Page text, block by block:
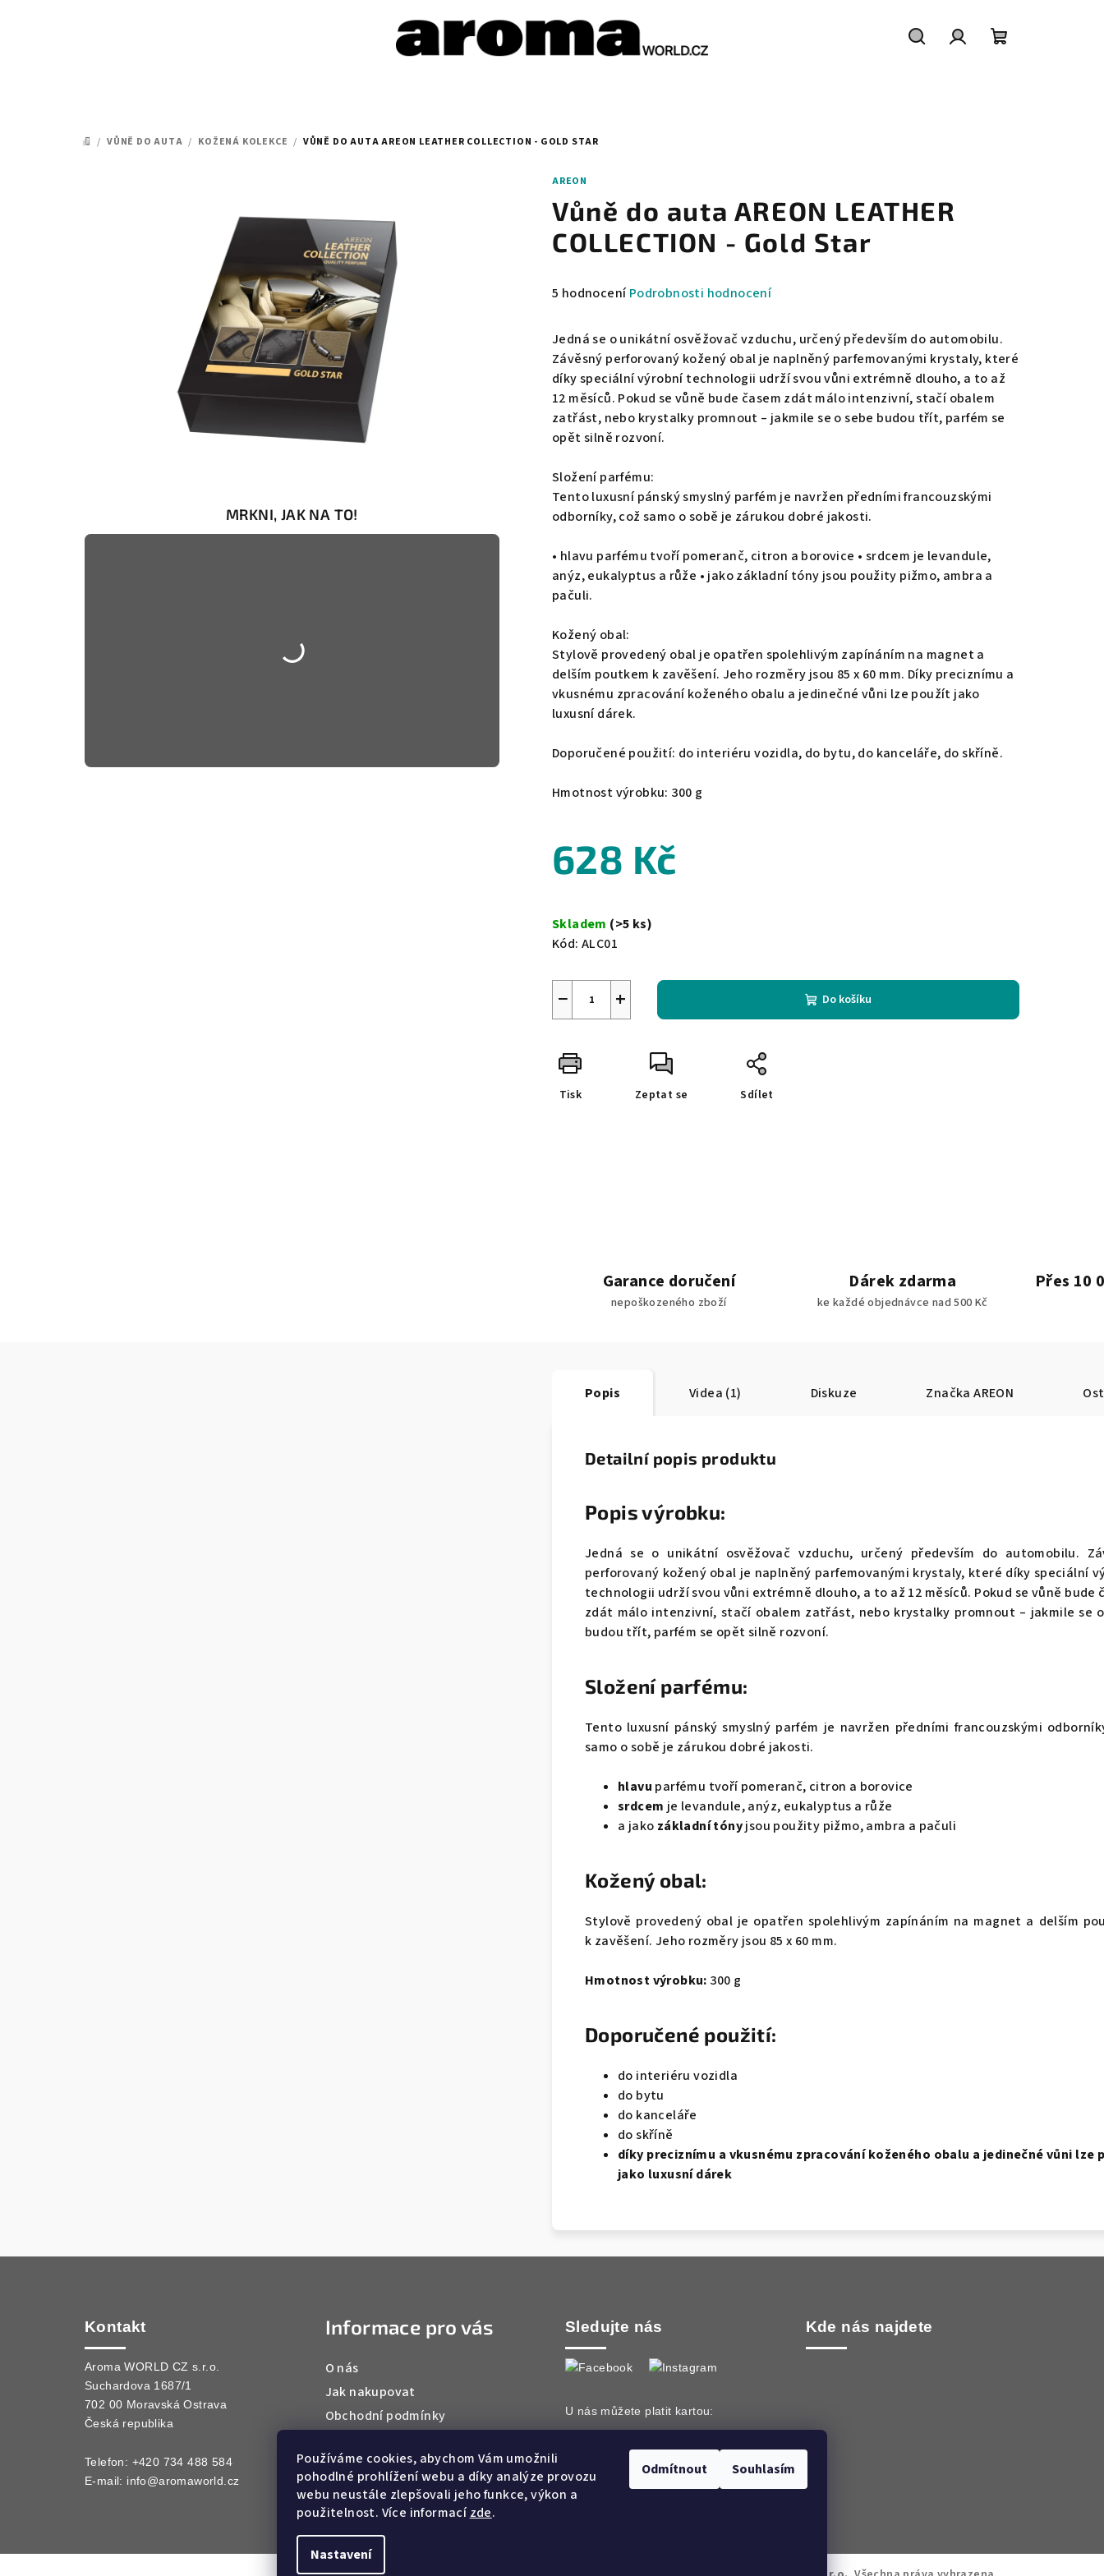
Používáme cookies, abychom Vám umožnili
pohodlné prohlížení webu a díky analýze provozu
webu neustále zlepšovali jeho funkce, výkon a
použitelnost. Více informacízde.
Nastavení
Odmítnout Souhlasím
DOMŮ
/ VŮNĚ DO AUTA / KOŽENÁ KOLEKCE / VŮNĚ DO AUTA AREON LEATHER COLLECTION - GOLD STAR
AREON
Vůně do auta AREON LEATHER
COLLECTION - Gold Star
Průměrné
produktu
je
3,4
z
hvězdiček.
5 hodnocení Podrobnosti hodnocení
Jedná se o unikátní osvěžovač vzduchu, určený především do automobilu.
Závěsný perforovaný kožený obal je naplněný parfemovanými krystaly, které
díky speciální výrobní technologii udrží svou vůni extrémně dlouho, a to až
12 měsíců. Pokud se vůně bude časem zdát málo intenzivní, stačí obalem
zatřást, nebo krystalky promnout – jakmile se o sebe budou třít, parfém se
opět silně rozvoní.
Složení parfému:
Tento luxusní pánský smyslný parfém je navržen předními francouzskými
odborníky, což samo o sobě je zárukou dobré jakosti.
• hlavu parfému tvoří pomeranč, citron a borovice • srdcem je levandule,
anýz, eukalyptus a růže • jako základní tóny jsou použity pižmo, ambra a
pačuli.
Kožený obal:
Stylově provedený obal je opatřen spolehlivým zapínáním na magnet a
delším poutkem k zavěšení. Jeho rozměry jsou 85 x 60 mm. Díky preciznímu a
vkusnému zpracování koženého obalu a jedinečné vůni lze použít jako
luxusní dárek.
Doporučené použití: do interiéru vozidla, do bytu, do kanceláře, do skříně.
Hmotnost výrobku: 300 g
628 Kč
cena:
Skladem (>5 ks)
Kód: ALC01
+
− Do košíku
Tisk Zeptat se Sdílet
MRKNI, JAK NA TO!
Garance doručení
nepoškozeného zboží
Dárek zdarma
ke každé objednávce nad 500 Kč
Přes 10
Popis Videa (1) Diskuze Značka AREON
Detailní popis produktu
Popis výrobku:
Jedná se o unikátní osvěžovač vzduchu, určený především do automobilu.
perforovaný kožený obal je naplněný parfemovanými krystaly, které díky speciální
technologii udrží svou vůni extrémně dlouho, a to až 12 měsíců. Pokud se vůně bude
zdát málo intenzivní, stačí obalem zatřást, nebo krystalky promnout – jakmile se
budou třít, parfém se opět silně rozvoní.
Složení parfému:
Tento luxusní pánský smyslný parfém je navržen předními francouzskými
samo o sobě je zárukou dobré jakosti.
hlavu parfému tvoří pomeranč, citron a borovice
srdcem je levandule, anýz, eukalyptus a růže
a jako základní tónyjsou použity pižmo, ambra a pačuli
Kožený obal:
Stylově provedený obal je opatřen spolehlivým zapínáním na magnet a delším
k zavěšení. Jeho rozměry jsou 85 x 60 mm.
Hmotnost výrobku: 300 g
Doporučené použití:
do interiéru vozidla
do bytu
do kanceláře
do skříně
díky preciznímu a vkusnému zpracování koženého obalu a jedinečné vůni lze
jako luxusní dárek
Kontakt
Aroma WORLD CZ s.r.o.
Suchardova 1687/1
702 00 Moravská Ostrava
Česká republika
Telefon: +420 734 488 584
E-mail: info@aromaworld.cz
Informace pro vás
O nás
Jak nakupovat
Obchodní podmínky
Kontakty
Sledujte nás
U nás můžete platit kartou:
Kde nás najdete